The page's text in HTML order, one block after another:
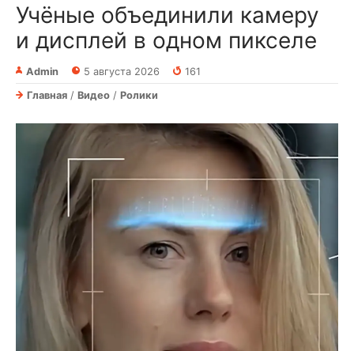
Учёные объединили камеру
и дисплей в одном пикселе
Admin 5 августа 2026
161
Главная / Видео / Ролики